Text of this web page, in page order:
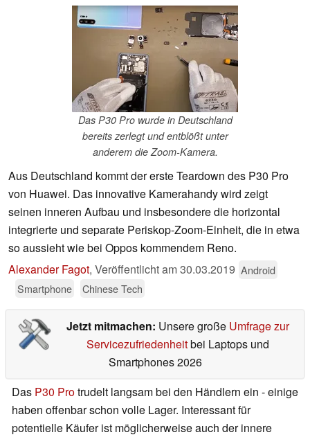
Das P30 Pro wurde in Deutschland
bereits zerlegt und entblößt unter
anderem die Zoom-Kamera.
Aus Deutschland kommt der erste Teardown des P30 Pro
von Huawei. Das innovative Kamerahandy wird zeigt
seinen inneren Aufbau und insbesondere die horizontal
integrierte und separate Periskop-Zoom-Einheit, die in etwa
so aussieht wie bei Oppos kommendem Reno.
Alexander Fagot, Veröffentlicht am30.03.2019 Android
Smartphone
Chinese Tech
Jetzt mitmachen: Unsere große Umfrage zur
Servicezufriedenheitbei Laptops und
Smartphones 2026
Das P30 Protrudelt langsam bei den Händlern ein - einige
haben offenbar schon volle Lager. Interessant für
potentielle Käufer ist möglicherweise auch der innere